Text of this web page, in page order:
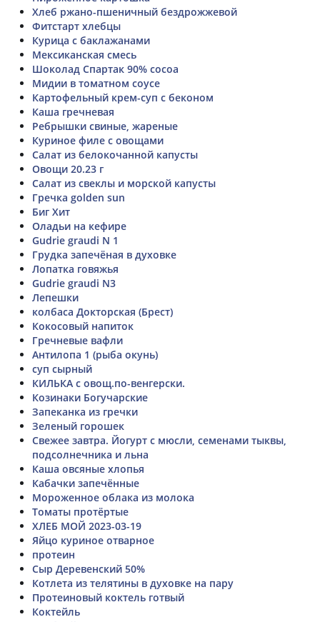
Хлеб ржано-пшеничный бездрожжевой
Фитстарт хлебцы
Курица с баклажанами
Мексиканская смесь
Шоколад Спартак 90% cocoa
Мидии в томатном соусе
Картофельный крем-суп с беконом
Каша гречневая
Ребрышки свиные, жареные
Куриное филе с овощами
Салат из белокочанной капусты
Овощи 20.23 г
Салат из свеклы и морской капусты
Гречка golden sun
Биг Хит
Оладьи на кефире
Gudrie graudi N 1
Грудка запечёная в духовке
Лопатка говяжья
Gudrie graudi N3
Лепешки
колбаса Докторская (Брест)
Кокосовый напиток
Гречневые вафли
Антилопа 1 (рыба окунь)
суп сырный
КИЛЬКА с овощ.по-венгерски.
Козинаки Богучарские
Запеканка из гречки
Зеленый горошек
Свежее завтра. Йогурт с мюсли, семенами тыквы,
подсолнечника и льна
Каша овсяные хлопья
Кабачки запечённые
Мороженное облака из молока
Томаты протëртые
ХЛЕБ МОЙ 2023-03-19
Яйцо куриное отварное
протеин
Сыр Деревенский 50%
Котлета из телятины в духовке на пару
Протеиновый коктель готвый
Коктейль